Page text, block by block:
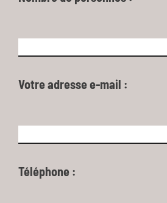
Votre adresse e-mail :
Téléphone :